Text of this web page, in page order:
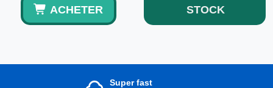
ACHETER
STOCK
Super fast